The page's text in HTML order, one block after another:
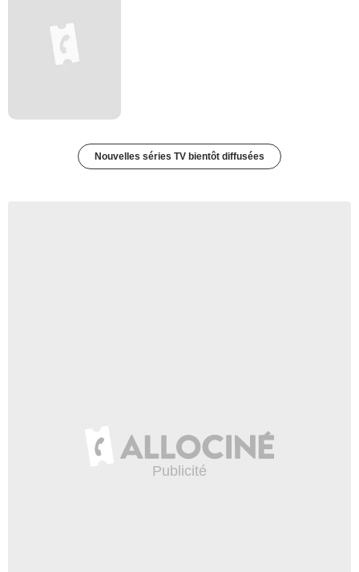
Nouvelles séries TV bientôt diffusées